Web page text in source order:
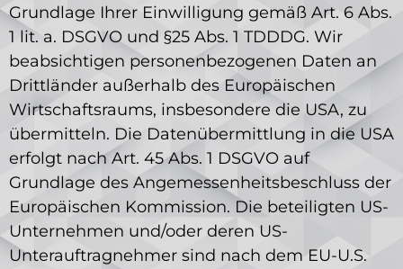
Grundlage Ihrer Einwilligung gemäß Art. 6 Abs.
1 lit. a. DSGVO und §25 Abs. 1 TDDDG. Wir
beabsichtigen personenbezogenen Daten an
Drittländer außerhalb des Europäischen
Wirtschaftsraums, insbesondere die USA, zu
übermitteln. Die Datenübermittlung in die USA
erfolgt nach Art. 45 Abs. 1 DSGVO auf
Grundlage des Angemessenheitsbeschluss der
Europäischen Kommission. Die beteiligten US-
Unternehmen und/oder deren US-
Unterauftragnehmer sind nach dem EU-U.S.